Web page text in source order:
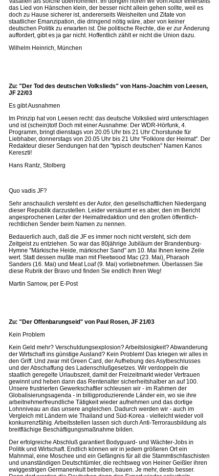
das Lied von Hänschen klein, der besser nicht allein gehen sollte, weil es
doch zu Hause sicherer ist, andererseits Weisheiten und Zitate von
staatlicher Emanzipation, die dringend nötig wäre, aber von keiner
deutschen Politik zu erwarten ist. Die politische Rechte, die er zur Änderung
auffordert, gibt es ja gar nicht. Hoffentlich zählt er nicht die Union dazu.
Wilhelm Heinrich, München
Zu: "Der Tod des deutschen Volkslieds" von Hans-Joachim von Leesen,
JF 22/03
Es gibt Ausnahmen
Im Prinzip hat von Leesen recht: das deutsche Volkslied wird unterschlagen
und ist (schein)tot! Doch mit einer Ausnahme: Der WDR-Hörfunk, 4.
Programm, bringt dienstags von 20.05 Uhr bis 21 Uhr Chorstunde für
Liebhaber, donnerstags von 20.05 Uhr bis 21 Uhr "Folklore der Heimat". Der
Redakteur dieser Sendungen hat den "typisch deutschen" Namen Kanos
Kereszti!
Hans Rantz, Stolberg
Quo vadis JF?
Sehr anschaulich versteht es der Autor, den gesellschaftlichen Niedergang
dieser Republik darzustellen. Leider versäumt er es aber, den im Bericht
angesprochenen Leiter der Heimatredaktion und den großen öffentlich-
rechtlichen Sender beim Namen zu nennen.
Bedauerlich auch, daß die JF es immer noch nicht versteht, sich dem
Zeitgeist zu entziehen. So war das 80jährige Jubiläum der Brandenburg-
Hymne "Märkische Heide, märkischer Sand" am 10. Mai Ihnen keine Zeile
wert. Statt dessen mußte man mit Fleetwood Mac (23. Mai), Pharaoh
Sanders (16. Mai) und Meat Loaf (9. Mai) vorliebnehmen. Überlassen Sie
diese Rubrik der Bravo und finden Sie endlich Ihren Weg!
Martin Sarnow, per E-Post
Zu: "Der Offenbarungseid" von Paul Rosen, JF 21/03
Kein Problem
Kein Geld mehr? Verschuldungsexplosion? Arbeitslosigkeit? Abwanderung
der Wirtschaft ins günstige Ausland? Kein Problem! Das kriegen wir alles in
den Griff. Und zwar mit Green Card, der Aufhebung des Asylbeschlusses
und der Abschaffung des Ladenschlußgesetzes. Wir verdoppeln die
staatlich geregelte Urlaubszeit, damit der Freizeitmarkt wieder Vertrauen
gewinnt und heben dann das Rentenalter sicherheitshalber an auf 100.
Unsere frustrierten Gewerkschaftler schleusen wir - im Rahmen der
Globalisierungsagenda - in billigproduzierende Länder ein, wo sie ihre
arbeitnehmerfreundliche Tätigkeit wieder aufnehmen und das dortige
Lohnniveau an das unsere angleichen. Dadurch werden wir - auch im
Vergleich mit Ländern wie Thailand und Süd-Korea - vielleicht wieder voll
konkurrenzfähig. Arbeitsstellen lassen sich durch Anti-Terrorausbildung als
breitflächige Beschäftigungsmaßnahme bilden.
Der erfolgreiche Abschluß garantiert Bodyguard- und Wächter-Jobs in
Politik und Wirtschaft. Endlich können wir in jedem größeren Ort ein
Mahnmal, eine Moschee und ein Gefängnis für all die Stammtischfaschisten
und unanständigen Deutschtümler, die rechtsweg von Heiner Geißler ihren
ewiggestrigen Germanenkult betreiben, bauen. Je mehr, desto besser.